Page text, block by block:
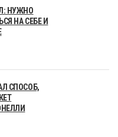
НУЖНО
НА СЕБЕ И
СПОСОБ,